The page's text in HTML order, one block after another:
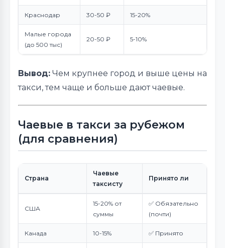
Краснодар 30-50 ₽ 15-20%
Малые города
(до 500 тыс)
20-50 ₽ 5-10%
Вывод: Чем крупнее город и выше цены на
такси, тем чаще и больше дают чаевые.
Чаевые в такси за рубежом
(для сравнения)
Страна
Чаевые
таксисту
Принято ли
США
15-20% от
суммы
✅ Обязательно
(почти)
Канада 10-15% ✅ Принято